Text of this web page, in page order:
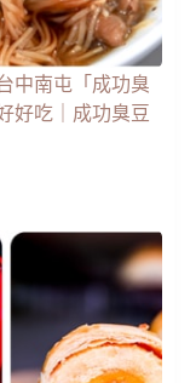
中南屯「成功臭
好吃｜成功臭豆